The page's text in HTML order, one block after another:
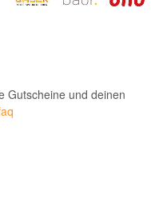
Gutscheine und deinen